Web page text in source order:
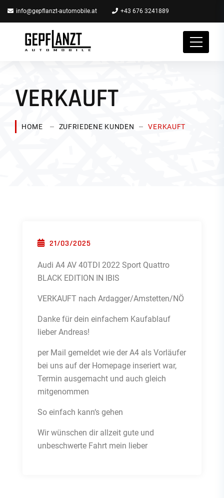
info@gepflanzt-automobile.at +43 676 3241889
VERKAUFT
HOME ZUFRIEDENE KUNDEN VERKAUFT
POSTED ON
21/03/2025
Audi A4 AV 40TDI 2022 Sport Quattro
BLACK EDITION IN IBIS
VERKAUFT nach Ardagger/Amstetten/NÖ
Danke für dein einfachem Kaufablauf
lieber Andreas!
per Mail gemeldet wie der A4 als Vorläufer
bei uns auf der Homepage inseriert war,
Termin ausgemacht und auch gleich
mitgenommen
So einfach kann‘s gehen
Wir wünschen dir allzeit gute und
unbeschwerte Fahrt mein lieber